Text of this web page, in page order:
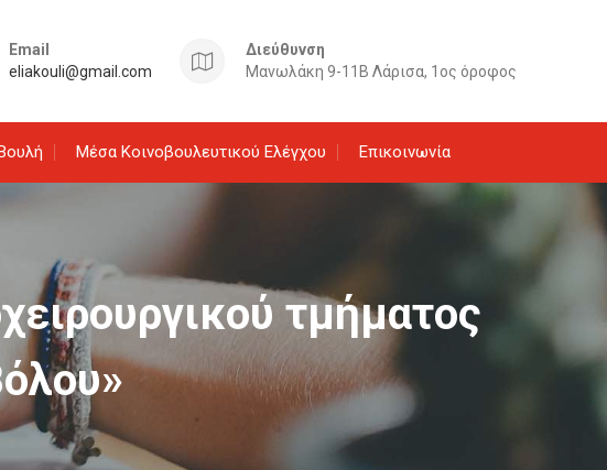
Email
eliakouli@gmail.com
Διεύθυνση
Μανωλάκη 9-11Β Λάρισα, 1ος όροφος
Μέσα Κοινοβουλευτικού Ελέγχου Επικοινωνία
τμήματος